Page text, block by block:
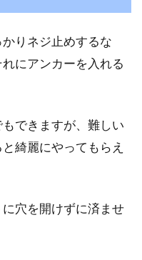
りネジ止めするな
にアンカーを入れる
できますが、難しい
綺麗にやってもらえ
穴を開けずに済ませ